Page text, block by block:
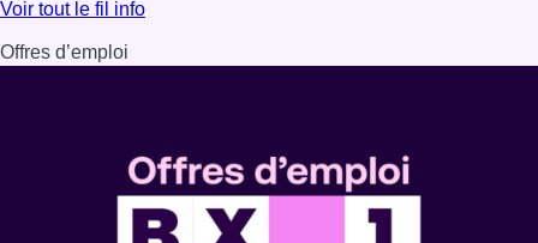
Lire l'article Les Bruxellois respectent mieux les zones 30
Voir tout le fil info
Offres d’emploi